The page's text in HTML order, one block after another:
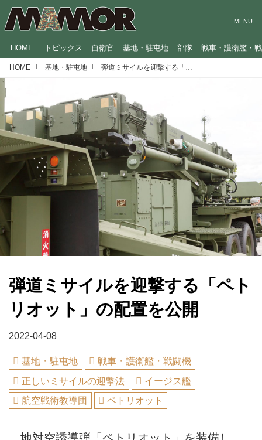
HOME トピックス 自衛官 基地・駐屯地 部隊 戦車・護衛艦・
HOME 基地・駐屯地
弾道ミサイルを迎撃する「ペト
リオット」の配置を公開
2022-04-08
基地・駐屯地
戦車・護衛艦・戦闘機
正しいミサイルの迎撃法
イージス艦
航空戦術教導団
ペトリオット